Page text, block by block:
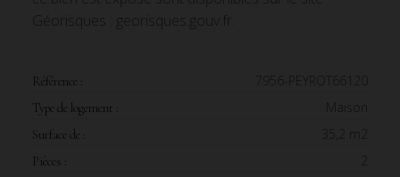
Géorisques : georisques.gouv.fr.
Référence : 7956-PEYROT66120
Type de logement :
Surface de : 35,2 m2
Pièces :